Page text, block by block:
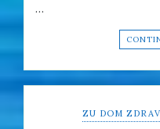
…
ZU DOM